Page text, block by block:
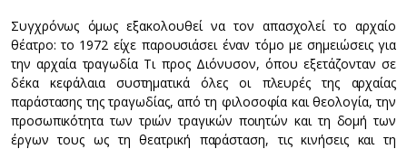
Συγχρόνως όμως εξακολουθεί να τον απασχολεί το αρχαίο
θέατρο: το 1972 είχε παρουσιάσει έναν τόμο με σημειώσεις για
την αρχαία τραγωδία Τι προς Διόνυσον, όπου εξετάζονταν σε
δέκα κεφάλαια συστηματικά όλες οι πλευρές της αρχαίας
παράστασης της τραγωδίας, από τη φιλοσοφία και θεολογία, την
προσωπικότητα των τριών τραγικών ποιητών και τη δομή των
έργων τους ως τη θεατρική παράσταση, τις κινήσεις και τη